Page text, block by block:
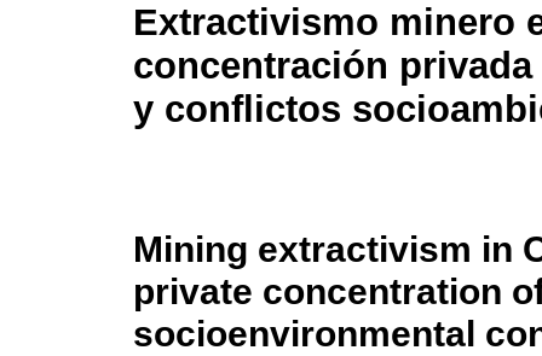
Extractivismo minero
concentración privada
y conflictos
Mining extractivism in
private concentration
socioenvironmental